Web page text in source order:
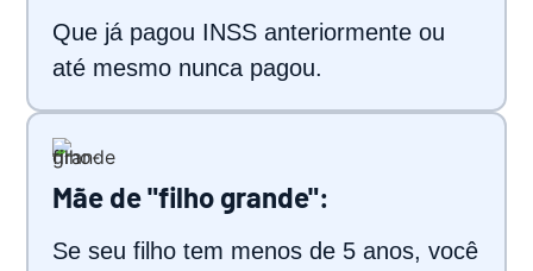
Que já pagou INSS anteriormente ou
até mesmo nunca pagou.
Mãe de "filho grande":
Se seu filho tem menos de 5 anos, você